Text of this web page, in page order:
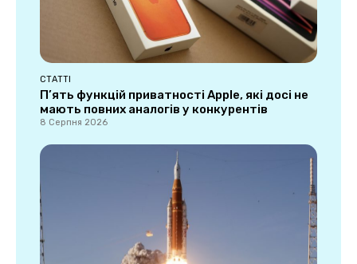
СТАТТІ
П’ять функцій приватності Apple, які досі не
мають повних аналогів у конкурентів
8 Серпня 2026